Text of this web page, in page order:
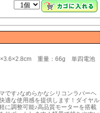
重量：66g 単四電池
です♪なめらかなシリコンラバーヘ
適な使用感を提供します！ダイヤル
に調整可能♪高品質モーターを搭載